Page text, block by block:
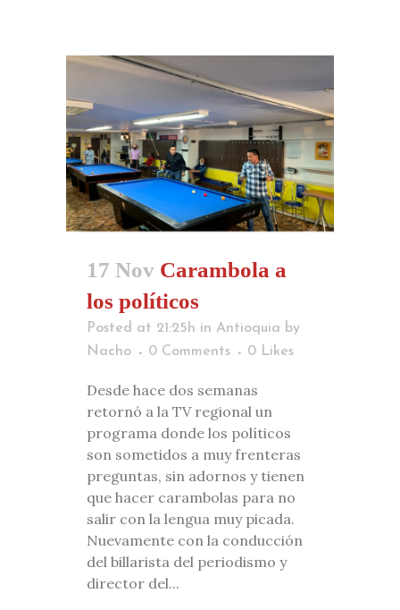
17 Nov Carambola a
los políticos
Posted at 21:25h in Antioquia by
Nacho
0 Comments 0 Likes
Desde hace dos semanas
retornó a la TV regional un
programa donde los políticos
son sometidos a muy frenteras
preguntas, sin adornos y tienen
que hacer carambolas para no
salir con la lengua muy picada.
Nuevamente con la conducción
del billarista del periodismo y
director del...